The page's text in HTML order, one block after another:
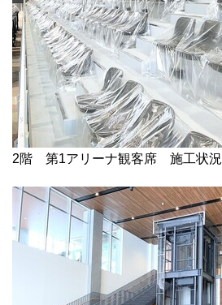
2階 第1アリーナ観客席 施工状況